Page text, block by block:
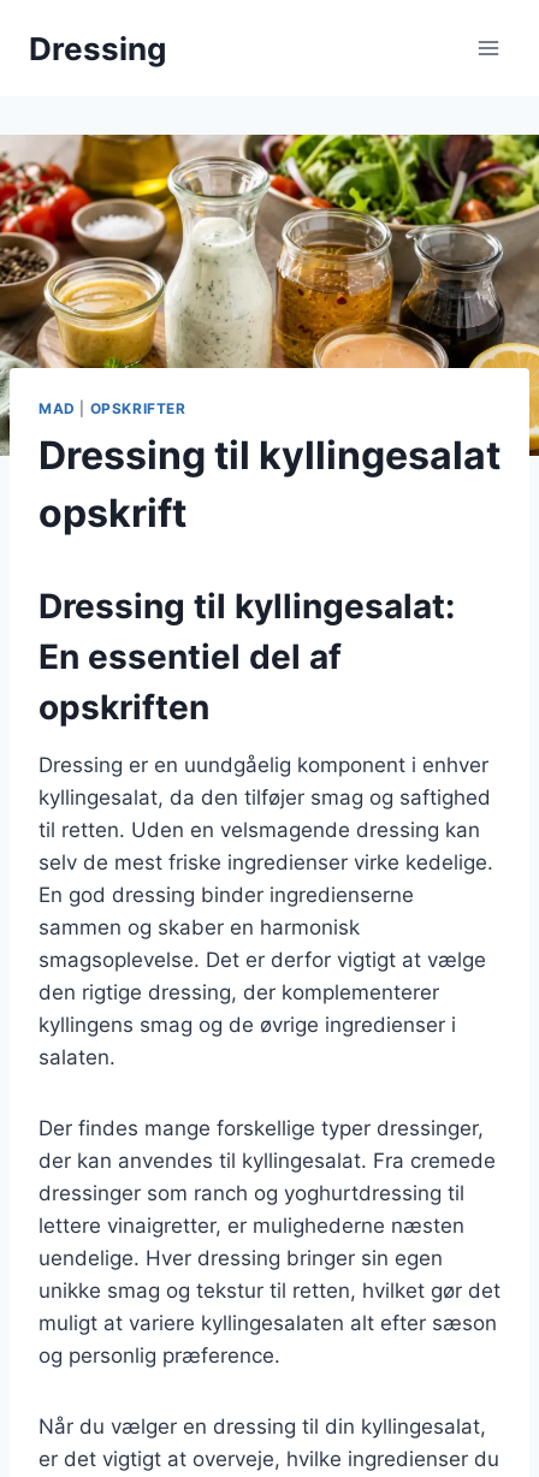
Dressing
MAD OPSKRIFTER
Dressing til kyllingesalat
opskrift
Dressing til kyllingesalat:
En essentiel del af
opskriften
Dressing er en uundgåelig komponent i enhver
kyllingesalat, da den tilføjer smag og saftighed
til retten. Uden en velsmagende dressing kan
selv de mest friske ingredienser virke kedelige.
En god dressing binder ingredienserne
sammen og skaber en harmonisk
smagsoplevelse. Det er derfor vigtigt at vælge
den rigtige dressing, der komplementerer
kyllingens smag og de øvrige ingredienser i
salaten.
Der findes mange forskellige typer dressinger,
der kan anvendes til kyllingesalat. Fra cremede
dressinger som ranch og yoghurtdressing til
lettere vinaigretter, er mulighederne næsten
uendelige. Hver dressing bringer sin egen
unikke smag og tekstur til retten, hvilket gør det
muligt at variere kyllingesalaten alt efter sæson
og personlig præference.
Når du vælger en dressing til din kyllingesalat,
er det vigtigt at overveje, hvilke ingredienser du